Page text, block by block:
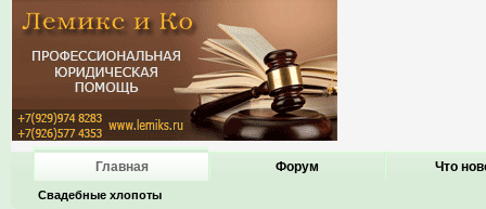
Главная
Свадебные хлопоты
Форум Что